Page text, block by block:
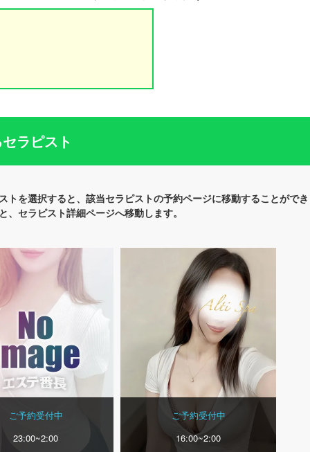
ラピスト
トを選択すると、該当セラピストの予約ページに移動することがで
セラピスト詳細ページへ移動します。
ご予約受付中
23:00~2:00
ご予約受付中
16:00~2:00